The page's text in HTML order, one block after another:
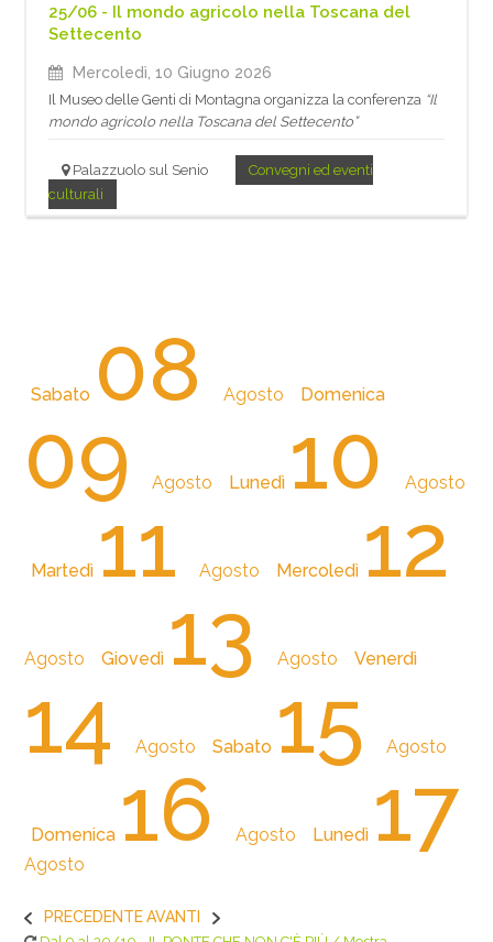
25/06 - Il mondo agricolo nella Toscana del
Settecento
Mercoledì, 10 Giugno 2026
Il Museo delle Genti di Montagna organizza la conferenza “Il
mondo agricolo nella Toscana del Settecento”
Palazzuolo sul Senio
Convegni ed eventi
culturali
Sabato 08Agosto Domenica
09Agosto Lunedì 10Agosto
Martedì 11Agosto Mercoledì 12
Agosto Giovedì 13Agosto Venerdì
14Agosto Sabato 15Agosto
Domenica 16Agosto Lunedì 17
Agosto
PRECEDENTE AVANTI